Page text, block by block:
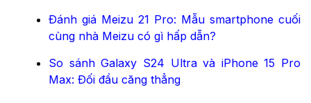
Đánh giá Meizu 21 Pro: Mẫu smartphone cuối
cùng nhà Meizu có gì hấp dẫn?
So sánh Galaxy S24 Ultra và iPhone 15 Pro
Max: Đối đầu căng thẳng